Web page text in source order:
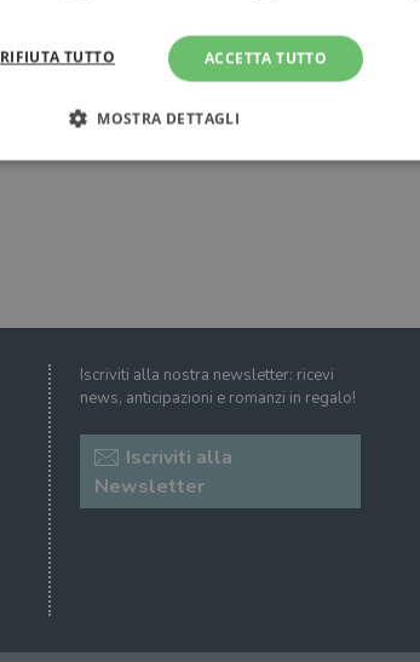
Iscriviti alla nostra newsletter: ricevi
news, anticipazioni e romanzi in regalo!
Iscriviti alla
Newsletter
ACCETTA TUTTO
RIFIUTA TUTTO
MOSTRA DETTAGLI
Sessione
WordPress imposta questo cookie quando
cookie viene utilizzato per verificare se il browser
consentire o rifiutare i cookie.
Sessione
Usato per gestire la sessione degli utenti loggati
Sessione
Usato per gestire la sessione degli utenti loggati
1 mese Memorizza lo stato del consenso ai cookie
settimana
3 giorni